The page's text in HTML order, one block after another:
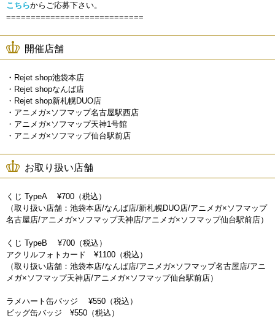
こちらからご応募下さい。
============================
開催店舗
・Rejet shop池袋本店
・Rejet shopなんば店
・Rejet shop新札幌DUO店
・アニメガ×ソフマップ名古屋駅西店
・アニメガ×ソフマップ天神1号館
・アニメガ×ソフマップ仙台駅前店
お取り扱い店舗
くじ TypeA ¥700（税込）
（取り扱い店舗：池袋本店/なんば店/新札幌DUO店/アニメガ×ソフマップ
名古屋店/アニメガ×ソフマップ天神店/アニメガ×ソフマップ仙台駅前店）
くじ TypeB ¥700（税込）
アクリルフォトカード ¥1100（税込）
（取り扱い店舗：池袋本店/なんば店/アニメガ×ソフマップ名古屋店/アニ
メガ×ソフマップ天神店/アニメガ×ソフマップ仙台駅前店）
ラメハート缶バッジ ¥550（税込）
ビッグ缶バッジ ¥550（税込）